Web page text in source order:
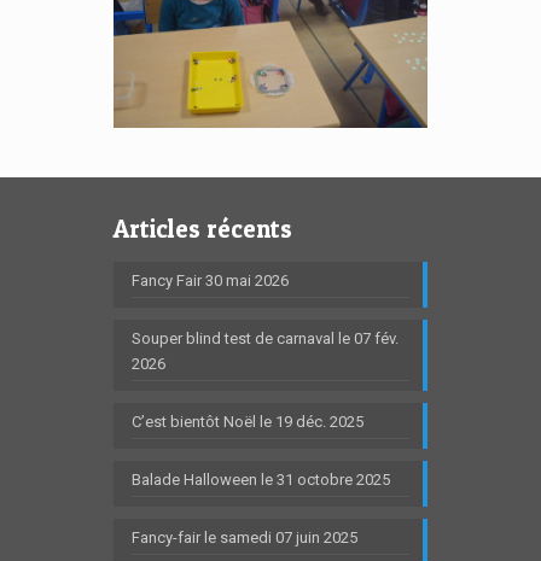
Articles récents
Fancy Fair 30 mai 2026
Souper blind test de carnaval le 07 fév.
2026
C’est bientôt Noël le 19 déc. 2025
Balade Halloween le 31 octobre 2025
Fancy-fair le samedi 07 juin 2025